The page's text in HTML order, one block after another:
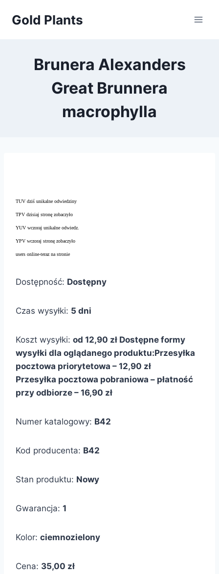
Gold Plants
Brunera Alexanders
Great Brunnera
macrophylla
TUV dziś unikalne odwiedziny
TPV dzisiaj stronę zobaczyło
YUV wczoraj unikalne odwiedz.
YPV wczoraj stronę zobaczyło
users online-teraz na stronie
Dostępność: Dostępny
Czas wysyłki: 5 dni
Koszt wysyłki: od 12,90 zł Dostępne formy
wysyłki dla oglądanego produktu:Przesyłka
pocztowa priorytetowa – 12,90 zł
Przesyłka pocztowa pobraniowa – płatność
przy odbiorze – 16,90 zł
Numer katalogowy: B42
Kod producenta: B42
Stan produktu: Nowy
Gwarancja: 1
Kolor: ciemnozielony
Cena: 35,00 zł